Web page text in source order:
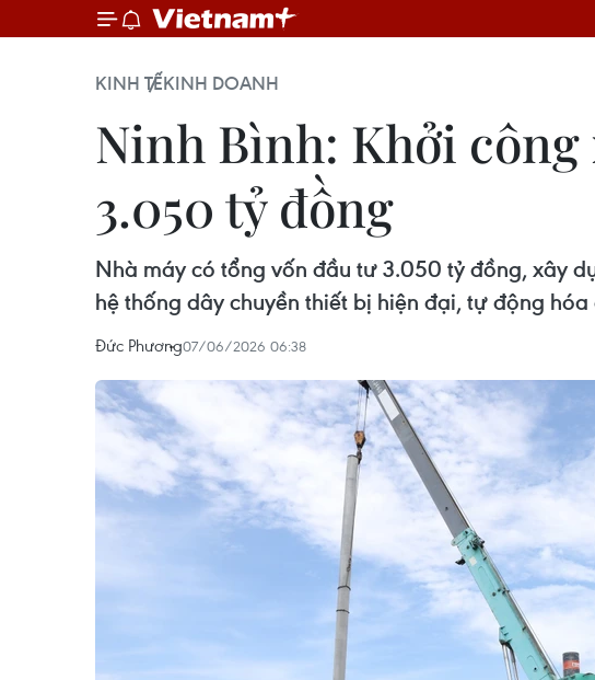
KINH TẾKINH DOANH
Ninh Bình: Khởi công
3.050 tỷ đồng
Nhà máy có tổng vốn đầu tư 3.050 tỷ đồng, xây
hệ thống dây chuyền thiết bị hiện đại, tự động hóa
Đức Phương07/06/2026 06:38